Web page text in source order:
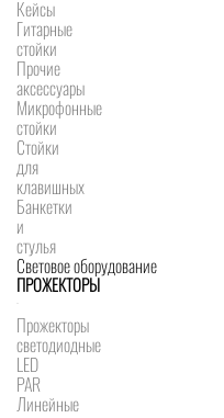
Кейсы
Гитарные
стойки
Прочие
аксессуары
Микрофонные
стойки
Стойки
для
клавишных
Банкетки
и
стулья
Световое оборудование
ПРОЖЕКТОРЫ
Прожекторы
светодиодные
LED
PAR
Линейные